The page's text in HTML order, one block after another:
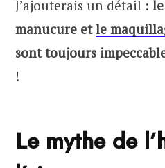
J’ajouterais un détail :
manucure etle
sont toujours
!
Le mythe de